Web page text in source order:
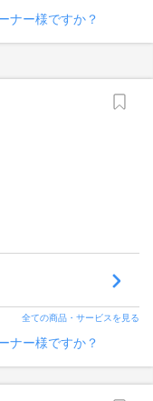
ナー様ですか？
全ての商品・サービスを見る
ナー様ですか？